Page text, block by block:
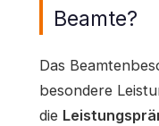
Beamte?
Das
besondere
die